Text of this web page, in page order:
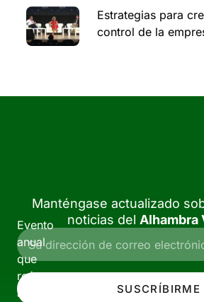
Estrategias para
control de la
Evento
anual
que
reúne
a
Manténgase actualizado
noticias del Alhambra
SUSCRÍBIRME